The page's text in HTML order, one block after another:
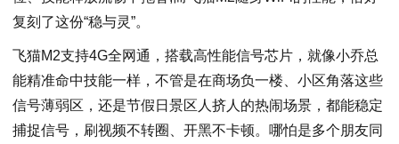
复刻了这份“稳与灵”。
飞猫M2支持4G全网通，搭载高性能信号芯片，就像小乔总
能精准命中技能一样，不管是在商场负一楼、小区角落这些
信号薄弱区，还是节假日景区人挤人的热闹场景，都能稳定
捕捉信号，刷视频不转圈、开黑不卡顿。哪怕是多个朋友同